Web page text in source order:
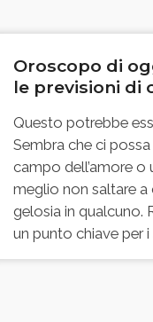
Oroscopo di
le previsioni di
Questo potrebbe
Sembra che ci possa
campo dell’amore o
meglio non saltare
gelosia in qualcuno.
un punto chiave per